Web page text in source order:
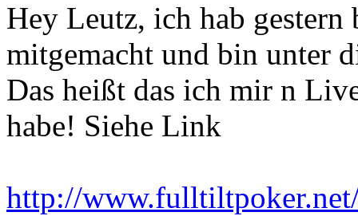
Hey Leutz, ich hab
mitgemacht und bin unter
Das heißt das ich mir n
habe! Siehe Link
http://